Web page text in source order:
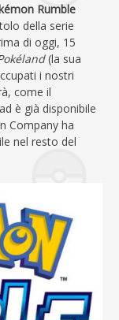
Rumble
della serie
di oggi, 15
(la sua
i nostri
come il
è già disponibile
Company ha
nel resto del